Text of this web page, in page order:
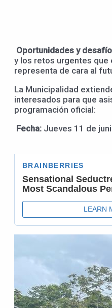
Oportunidades y
y los retos urgentes
representa de cara al
La Municipalidad
interesados para que
programación oficial:
Fecha: Jueves 11 de